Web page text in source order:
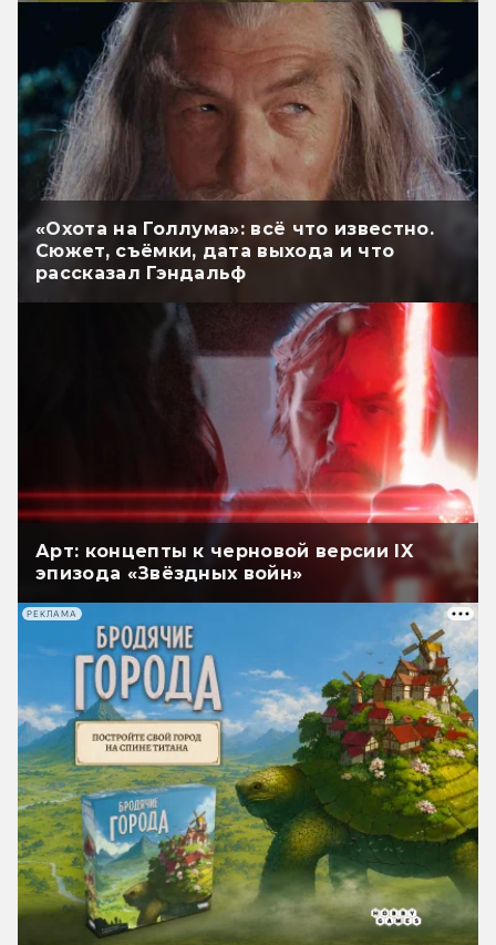
«Охота на Голлума»: всё что известно.
Сюжет, съёмки, дата выхода и что
рассказал Гэндальф
Арт: концепты к черновой версии IX
эпизода «Звёздных войн»
РЕКЛАМА